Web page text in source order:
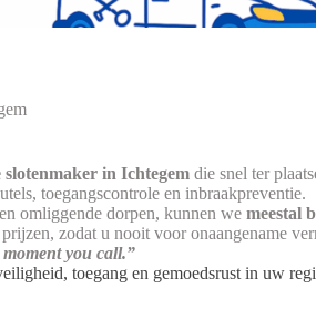
in Ichtegem die snel ter
toegangscontrole en inbraakpreventie.
omliggende dorpen, kunnen we meestal
zodat u nooit voor onaangename
you call.”
toegang en gemoedsrust in uw